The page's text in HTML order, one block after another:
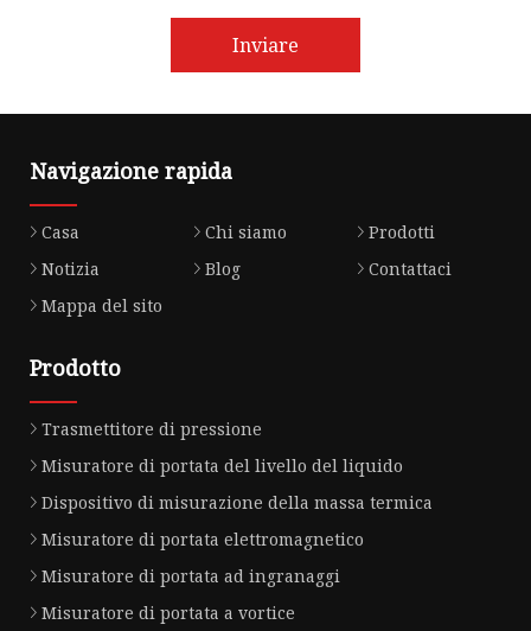
Inviare
Navigazione rapida
Casa Chi siamo
Prodotti
Notizia
Blog
Contattaci
Mappa del sito
Prodotto
Trasmettitore di pressione
Misuratore di portata del livello del liquido
Dispositivo di misurazione della massa termica
Misuratore di portata elettromagnetico
Misuratore di portata ad ingranaggi
Misuratore di portata a vortice